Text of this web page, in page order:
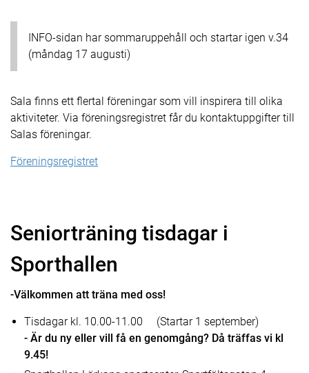
INFO-sidan har sommaruppehåll och startar igen v.34
(måndag 17 augusti)
Sala finns ett flertal föreningar som vill inspirera till olika
aktiviteter. Via föreningsregistret får du kontaktuppgifter till
Salas föreningar.
Föreningsregistret
Seniorträning tisdagar i
Sporthallen
-Välkommen att träna med oss!
Tisdagar kl. 10.00-11.00 (Startar 1 september)
- Är du ny eller vill få en genomgång? Då träffas vi kl
9.45!